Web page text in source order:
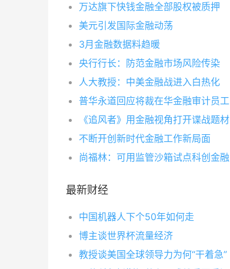
万达旗下快钱金融全部股权被质押
美元引发国际金融动荡
3月金融数据料趋暖
央行行长：防范金融市场风险传染
人大教授：中美金融战进入白热化
普华永道回应将裁在华金融审计员工
《追风者》用金融视角打开谍战题材
不断开创新时代金融工作新局面
尚福林：可用监管沙箱试点科创金融
最新财经
中国机器人下个50年如何走
博主谈世界杯流量经济
教授谈美国全球领导力为何“干着急”